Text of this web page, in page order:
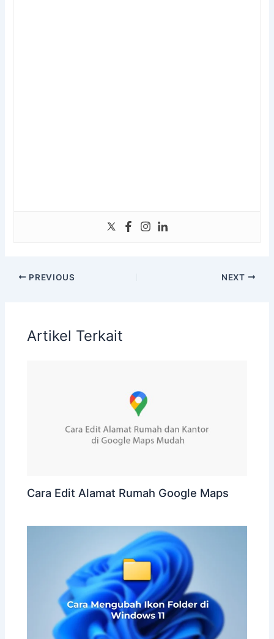
PREVIOUS NEXT
Artikel Terkait
Cara Edit Alamat Rumah Google Maps